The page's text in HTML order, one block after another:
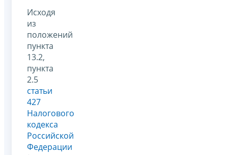
Исходя
из
положений
пункта
13.2,
пункта
2.5
статьи
427
Налогового
кодекса
Российской
Федерации